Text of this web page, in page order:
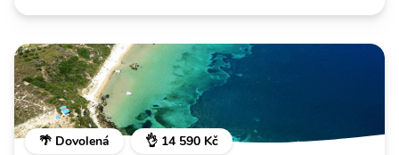
🌴 Dovolená 👌 14 590 Kč